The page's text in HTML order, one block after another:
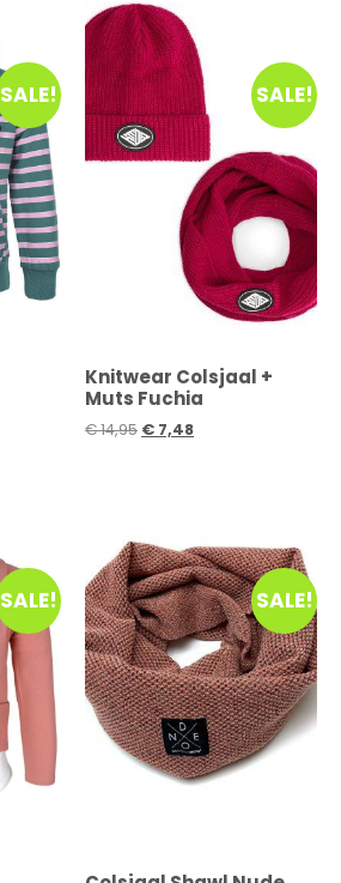
SALE! SALE!
Knitwear Colsjaal +
Muts Fuchia
€14,95 € 7,48
SALE! SALE!